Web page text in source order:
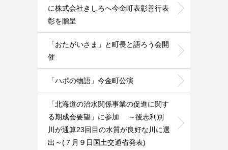
に株式会社きしろへ今金町表彰善行表
彰を贈呈
「おたがいさま」と町長と語ろう会開
催
「ハポの物語」今金町公演
「北海道の治水関係事業の促進に関す
る期成会要望」に参加 ～後志利別
川が通算23回目の水質が良好な川に選
出～(７月９日国土交通省発表)